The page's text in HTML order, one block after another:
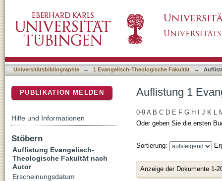
Universitätsbibliographie → 1 Evangelisch-Theologische Fakultät →
Auflistung 1
0-9 A B C D E F G H J K L
Oder geben Sie die ersten
Sortierung:
Anzeige der Dokumente 1-
PUBLIKATION MELDEN
Hilfe und Informationen
Stöbern
Auflistung Evangelisch-
Theologische Fakultät nach
Autor
Erscheinungsdatum